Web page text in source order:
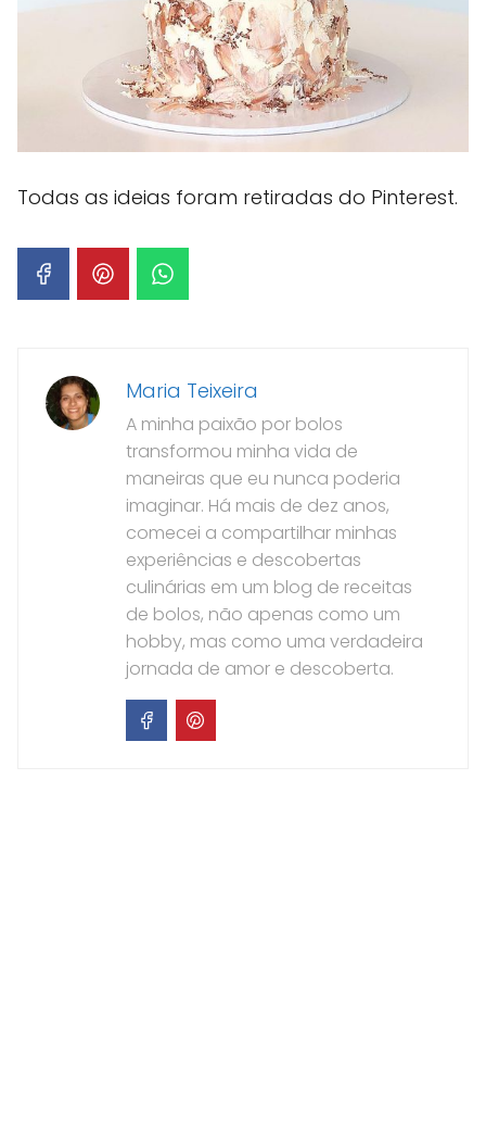
Todas as ideias foram retiradas do Pinterest.
Maria Teixeira
A minha paixão por bolos
transformou minha vida de
maneiras que eu nunca poderia
imaginar. Há mais de dez anos,
comecei a compartilhar minhas
experiências e descobertas
culinárias em um blog de receitas
de bolos, não apenas como um
hobby, mas como uma verdadeira
jornada de amor e descoberta.